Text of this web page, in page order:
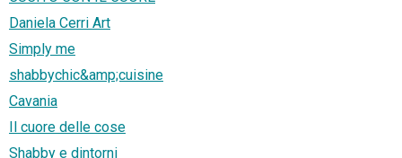
Daniela Cerri Art
Simply me
shabbychic&amp;cuisine
Cavania
Il cuore delle cose
Shabby e dintorni